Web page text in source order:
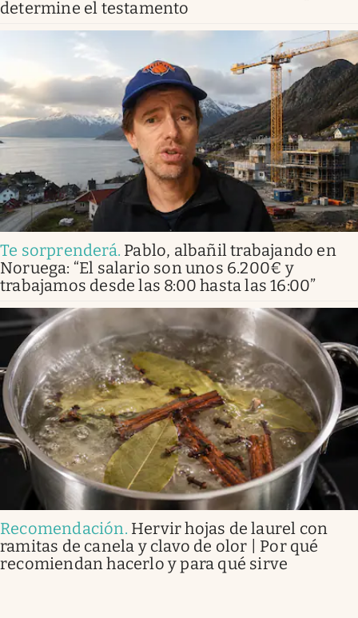
determine el testamento
Te sorprenderá. Pablo, albañil trabajando en
Noruega: “El salario son unos 6.200€ y
trabajamos desde las 8:00 hasta las 16:00”
Recomendación. Hervir hojas de laurel con
ramitas de canela y clavo de olor | Por qué
recomiendan hacerlo y para qué sirve